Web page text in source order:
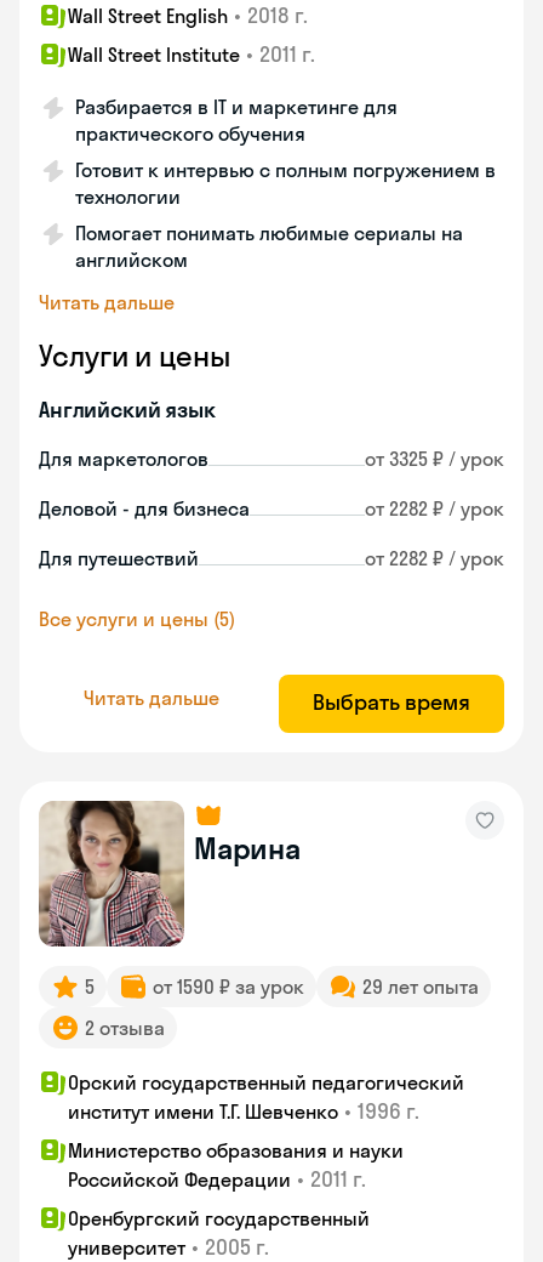
Wall Street English • 2018 г.
Wall Street Institute • 2011 г.
Разбирается в IT и маркетинге для
практического обучения
Готовит к интервью с полным погружением в
технологии
Помогает понимать любимые сериалы на
английском
Читать дальше
Услуги и цены
Английский язык
Для маркетологов от 3325 ₽ / урок
Деловой - для бизнеса от 2282 ₽ / урок
Для путешествий от 2282 ₽ / урок
Все услуги и цены (5)
Читать дальше Выбрать время
Марина
5 от 1590 ₽ за урок
29 лет опыта
2 отзыва
Орский государственный педагогический
институт имени Т.Г. Шевченко • 1996 г.
Министерство образования и науки
Российской Федерации • 2011 г.
Оренбургский государственный
университет • 2005 г.